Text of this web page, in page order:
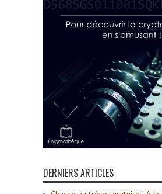
DERNIERS ARTICLES